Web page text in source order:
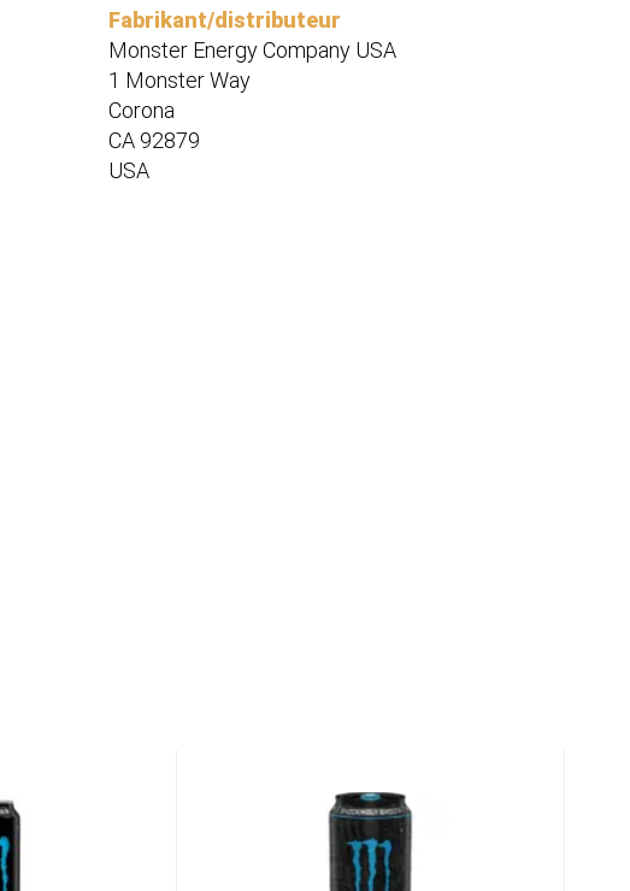
Fabrikant/distributeur
Monster Energy Company USA
1 Monster Way
Corona
CA 92879
USA